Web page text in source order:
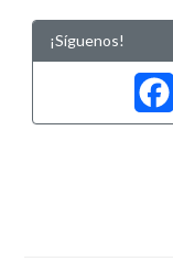
¡Síguenos!